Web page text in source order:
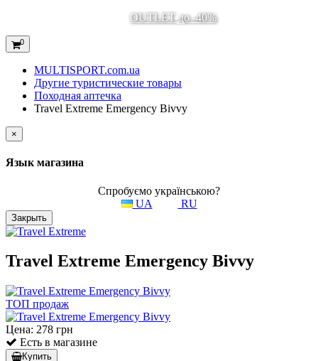
OUTLET до -40%
0
MULTISPORT.com.ua
Другие туристические товары
Походная аптечка
Travel Extreme Emergency Bivvy
×
Язык магазина
Спробуємо українською?
UA
RU
Закрыть
Travel Extreme Emergency Bivvy
ТОП продаж
Цена: 278 грн
Есть в магазине
Купить